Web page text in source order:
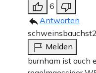
6
Antworten
schweinsbauchst
Melden
burnham ist auch